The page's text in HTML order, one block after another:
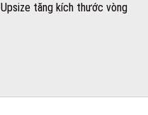
tăng kích thước vòng